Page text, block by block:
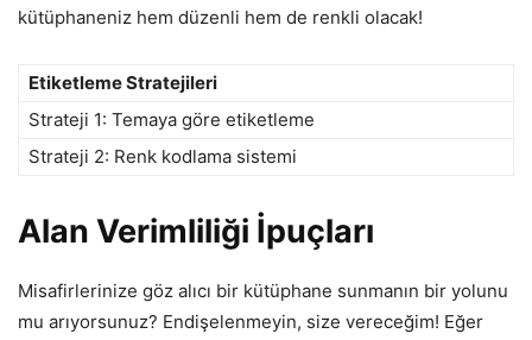
kütüphaneniz hem düzenli hem de renkli olacak!
Etiketleme Stratejileri
Strateji 1: Temaya göre etiketleme
Strateji 2: Renk kodlama sistemi
Alan Verimliliği İpuçları
Misafirlerinize göz alıcı bir kütüphane sunmanın bir yolunu
mu arıyorsunuz? Endişelenmeyin, size vereceğim! Eğer